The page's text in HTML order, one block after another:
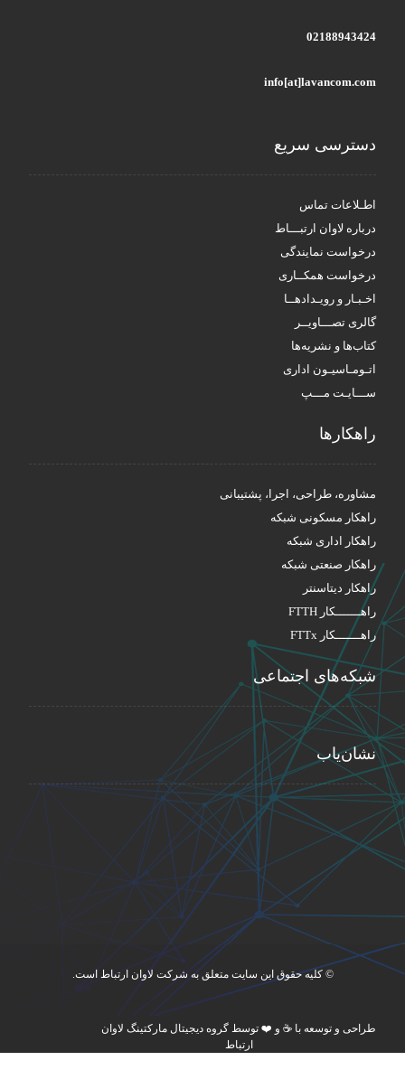
02188943424
info[at]lavancom.com
دسترسی سریع
اطـلاعات تماس
درباره لاوان ارتبـــاط
درخواست نمایندگی
درخواست همکــاری
اخـبـار و رویـدادهــا
گالری تصـــاویــر
کتاب‌ها و نشریه‌ها
اتـومـاسیـون اداری
ســـایـت مـــپ
راهکار‌ها
مشاوره، طراحی، اجرا، پشتیبانی
راهکار مسکونی شبکه
راهکار اداری شبکه
راهکار صنعتی شبکه
راهکار دیتاسنتر
راهـــــــکار FTTH
راهـــــــکار FTTx
شبکه‌های اجتماعی
نشان‌یاب
© کلیه حقوق این سایت متعلق به شرکت لاوان ارتباط است.
طراحی و توسعه با ☕ و ❤️ توسط گروه دیجیتال مارکتینگ لاوان
ارتباط